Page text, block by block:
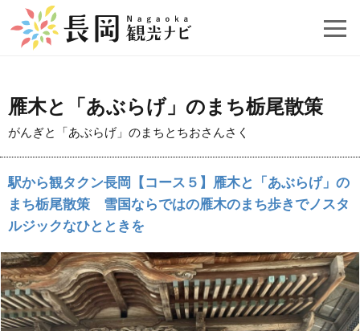
雁木と「あぶらげ」のまち栃尾散策
がんぎと「あぶらげ」のまちとちおさんさく
駅から観タクン長岡【コース５】雁木と「あぶらげ」の
まち栃尾散策 雪国ならではの雁木のまち歩きでノスタ
ルジックなひとときを